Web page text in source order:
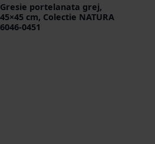
Gresie portelanata grej,
45×45 cm, Colectie NATURA
6046-0451